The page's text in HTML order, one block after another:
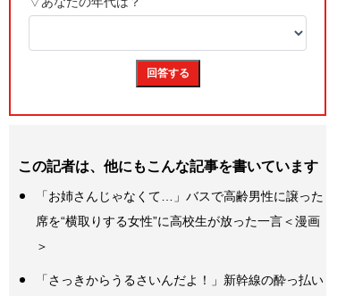
この記者は、他にもこんな記事を書いています
「お姉さんじゃなくて…」バスで高齢男性に譲った
席を“横取りする女性”に高校生が放った一言＜漫画
＞
「さっきからうるさいんだよ！」新幹線の酔っ払い